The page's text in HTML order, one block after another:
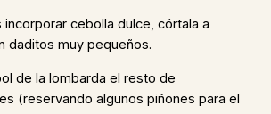
incorporar cebolla dulce, córtala a
daditos muy pequeños.
de la lombarda el resto de
(reservando algunos piñones para el